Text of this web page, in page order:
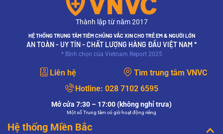
Thành lập từ năm 2017
HỆ THỐNG TRUNG TÂM TIÊM CHỦNG VẮC XIN CHO TRẺ EM & NGƯỜI LỚN
AN TOÀN - UY TÍN - CHẤT LƯỢNG HÀNG ĐẦU VIỆT NAM *
* Bình chọn của Vietnam Report 2025
Liên hệ
Tìm trung tâm VNVC
Hotline: 028 7102 6595
Mở cửa 7:30 – 17:00 (không nghỉ trưa)
Một số Trung tâm có giờ hoạt động riêng
Hệ thống Miền Bắc